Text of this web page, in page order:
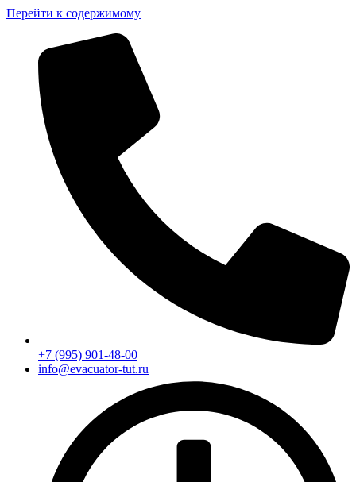
Перейти к содержимому
+7 (995) 901-48-00
info@evacuator-tut.ru